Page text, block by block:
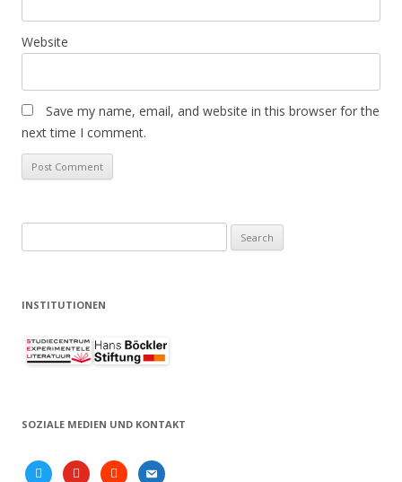
Website
Save my name, email, and website in this browser for the
next time I comment.
for:
INSTITUTIONEN
SOZIALE MEDIEN UND KONTAKT
twitter youtubesoundcloud
email